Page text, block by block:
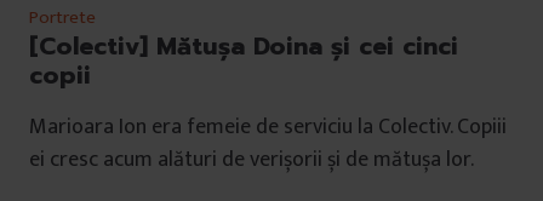
Portrete
[Colectiv] Mătușa Doina și cei cinci
copii
Marioara Ion era femeie de serviciu la Colectiv. Copiii
ei cresc acum alături de verișorii și de mătușa lor.